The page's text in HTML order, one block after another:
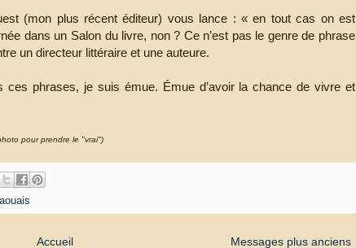
(mon plus récent éditeur) vous lance : « en tout cas on est
dans un Salon du livre, non ? Ce n’est pas le genre de phrase
un directeur littéraire et une auteure.
ces phrases, je suis émue. Émue d’avoir la chance de vivre et
pour prendre le "vrai")
Messages plus anciens
Accueil